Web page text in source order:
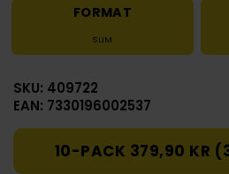
FORMAT
SLIM
SKU: 409722
EAN: 7330196002537
10-PACK 379,90 KR